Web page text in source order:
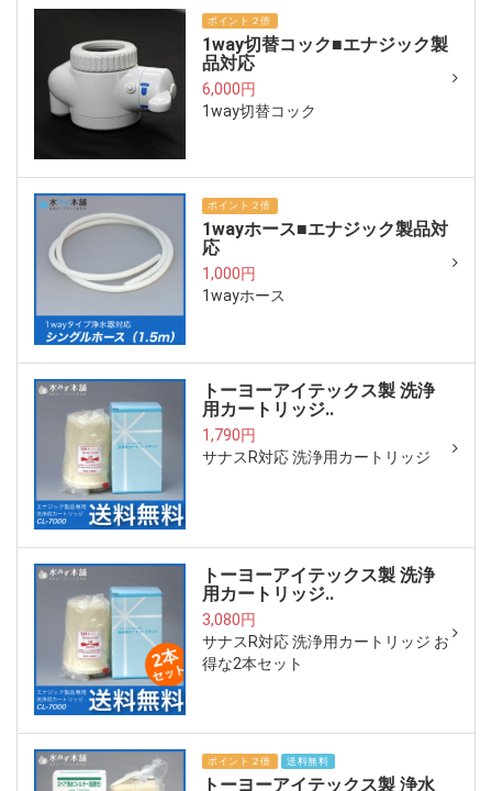
ポイント２倍
1way切替コック■エナジック製
品対応
6,000円
1way切替コック
ポイント２倍
1wayホース■エナジック製品対
応
1,000円
1wayホース
トーヨーアイテックス製 洗浄
用カートリッジ..
1,790円
サナスR対応 洗浄用カートリッジ
トーヨーアイテックス製 洗浄
用カートリッジ..
3,080円
サナスR対応 洗浄用カートリッジ お
得な2本セット
ポイント２倍 送料無料
トーヨーアイテックス製 浄水